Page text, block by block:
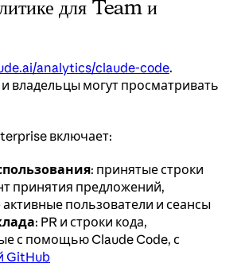
для Team и
analytics/claude-code.
владельцы могут просматривать
включает:
: принятые строки
принятия предложений,
пользователи и сеансы
: PR и строки кода,
с помощью Claude Code, с
GitHub